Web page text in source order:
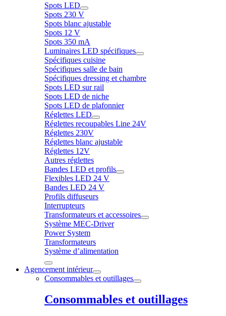
Spots LED
Spots 230 V
Spots blanc ajustable
Spots 12 V
Spots 350 mA
Luminaires LED spécifiques
Spécifiques cuisine
Spécifiques salle de bain
Spécifiques dressing et chambre
Spots LED sur rail
Spots LED de niche
Spots LED de plafonnier
Réglettes LED
Réglettes recoupables Line 24V
Réglettes 230V
Réglettes blanc ajustable
Réglettes 12V
Autres réglettes
Bandes LED et profils
Flexibles LED 24 V
Bandes LED 24 V
Profils diffuseurs
Interrupteurs
Transformateurs et accessoires
Système MEC-Driver
Power System
Transformateurs
Système d’alimentation
Agencement intérieur
Consommables et outillages
Consommables et outillages